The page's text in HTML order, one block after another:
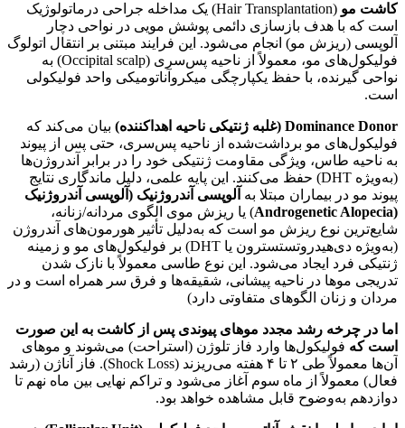
کاشت مو
(Hair Transplantation) یک مداخله جراحی درماتولوژیک
است که با هدف بازسازی دائمی پوشش مویی در نواحی دچار
آلوپسی (ریزش مو) انجام می‌شود. این فرایند مبتنی بر انتقال اتولوگ
فولیکول‌های مو، معمولاً از ناحیه پس‌سری (Occipital scalp) به
نواحی گیرنده، با حفظ یکپارچگی میکروآناتومیکی واحد فولیکولی
است.
Dominance Donor (غلبه ژنتیکی ناحیه اهداکننده)
بیان می‌کند که
فولیکول‌های مو برداشت‌شده از ناحیه پس‌سری، حتی پس از پیوند
به ناحیه طاس، ویژگی مقاومت ژنتیکی خود را در برابر آندروژن‌ها
(به‌ویژه DHT) حفظ می‌کنند. این پایه علمی، دلیل ماندگاری نتایج
پیوند مو در بیماران مبتلا به آلوپسی آندروژنیک (آلوپسی آندروژنیک
(Androgenetic Alopecia
) یا ریزش موی الگوی مردانه/زنانه،
شایع‌ترین نوع ریزش مو است که به‌دلیل تأثیر هورمون‌های آندروژن
(به‌ویژه دی‌هیدروتستسترون یا DHT) بر فولیکول‌های مو و زمینه
ژنتیکی فرد ایجاد می‌شود. این نوع طاسی معمولاً با نازک شدن
تدریجی موها در ناحیه پیشانی، شقیقه‌ها و فرق سر همراه است و در
مردان و زنان الگوهای متفاوتی دارد)
اما در چرخه رشد مجدد موهای پیوندی پس از کاشت به این صورت
است که فولیکول‌ها وارد فاز تلوژن (استراحت) می‌شوند و موهای
آن‌ها معمولاً طی ۲ تا ۴ هفته می‌ریزند (Shock Loss). فاز آناژن (رشد
فعال) معمولاً از ماه سوم آغاز می‌شود و تراکم نهایی بین ماه نهم تا
دوازدهم به‌وضوح قابل مشاهده خواهد بود.